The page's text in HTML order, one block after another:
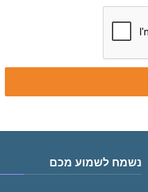
נשמח לשמוע מכם